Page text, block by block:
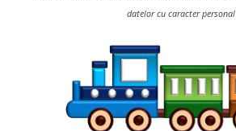
datelor cu caracter personal